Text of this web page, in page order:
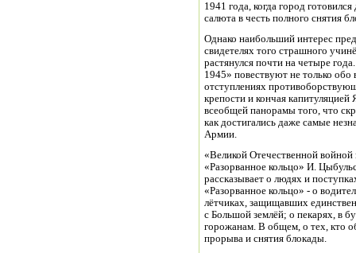
1941 года, когда город
салюта в честь полного снятия
Однако наибольший интерес
свидетелях того страшного
растянулся почти на четыре
1945» повествуют не только
отступлениях
крепости и кончая
всеобщей панорамы того, что
как достигались даже самые
Армии.
«Великой Отечественной войной
«Разорванное кольцо» И.
рассказывает о людях и
«Разорванное кольцо» - о
лётчиках, защищавших
с Большой землёй; о пекарях, в
горожанам. В общем, о тех, кто
прорыва и снятия блокады.